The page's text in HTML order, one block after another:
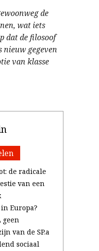
de
wat iets
dat de filosoof
gegeven
van klasse
de radicale
van een
Europa?
geen
van de SP.a
sociaal